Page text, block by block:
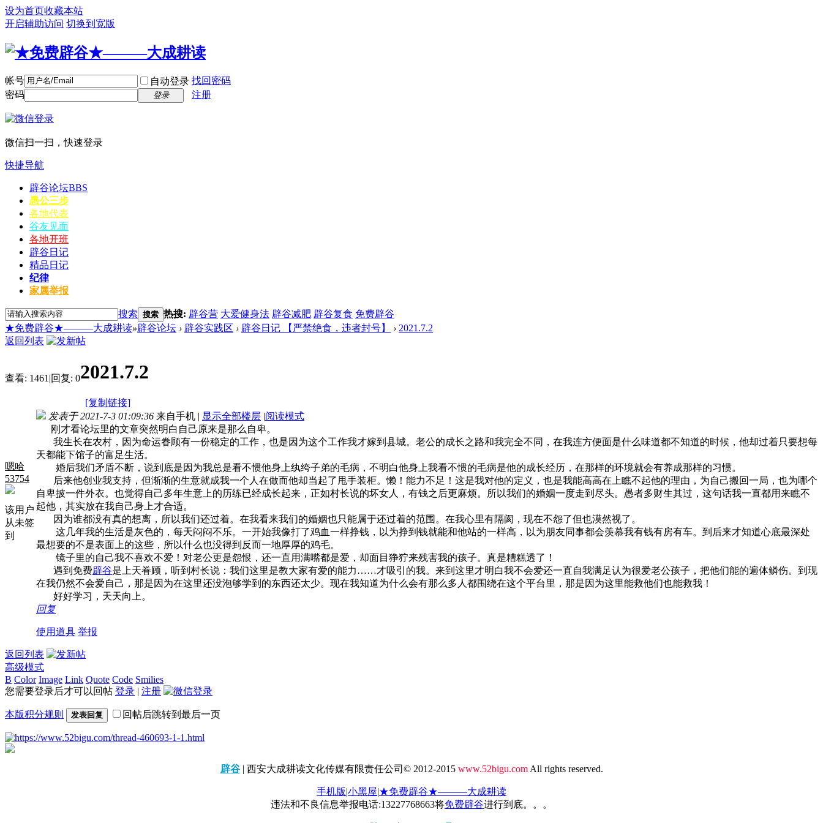
设为首页收藏本站
开启辅助访问 切换到宽版
帐号 自动登录 找回密码
密码
登录 注册
微信扫一扫，快速登录
快捷导航
辟谷论坛BBS
愚公三步
各地代表
谷友见面
各地开班
辟谷日记
精品日记
纪律
家属举报
搜索 搜索 热搜: 辟谷营 大爱健身法 辟谷减肥 辟谷复食 免费辟谷
★免费辟谷★———大成耕读»辟谷论坛 › 辟谷实践区 › 辟谷日记 【严禁绝食，违者封号】 › 2021.7.2
返回列表
查看: 1461 |回复: 02021.7.2
[复制链接]
嗯哈
53754
该用户
从未签
到
发表于 2021-7-3 01:09:36 来自手机 | 显示全部楼层 |阅读模式
刚才看论坛里的文章突然明白自己原来是那么自卑。
我生长在农村，因为命运眷顾有一份稳定的工作，也是因为这个工作我才嫁到县城。老公的成长之路和我完全不同，在我连方便面是什么味道都不知道的时候，他却过着只要想每
天都能下馆子的富足生活。
婚后我们矛盾不断，说到底是因为我总是看不惯他身上纨绔子弟的毛病，不明白他身上我看不惯的毛病是他的成长经历，在那样的环境就会有养成那样的习惯。
后来他创业我支持，但渐渐的生意就成我一个人在做而他却当起了甩手装柜。懒！能力不足！这是我对他的定义，也是我能高高在上瞧不起他的理由，为自己搬回一局，也为哪个
自卑披一件外衣。也觉得自己多年生意上的历练已经成长起来，正如村长说的坏女人，有钱之后更麻烦。所以我们的婚姻一度走到尽头。愚者多财生其过，这句话我一直都用来瞧不
起他，其实放在我自己身上才合适。
因为谁都没有真的想离，所以我们还过着。在我看来我们的婚姻也只能属于还过着的范围。在我心里有隔阂，现在不怨了但也漠然视了。
这几年我的生活是灰色的，每天闷闷不乐。一开始我像打了鸡血一样挣钱，以为挣到钱就能和他站的一样高，以为朋友同事都会羡慕我有钱有房有车。到后来才知道心底最深处
最想要的不是表面上的这些，所以什么也没得到反而一地厚厚的鸡毛。
镜子里的自己我不喜欢不爱！对老公更是怨恨，还一直用满嘴都是爱，却面目狰狞来残害我的孩子。真是糟糕透了！
遇到免费辟谷是上天眷顾，听到村长说：我们这里是教大家有爱的能力……才吸引的我。来到这里才明白我不会爱还一直自我满足认为很爱老公孩子，把他们能的遍体鳞伤。到现
在我仍然不会爱自己，那是因为在这里还没泡够学到的东西还太少。现在我知道为什么会有那么多人都围绕在这个平台里，那是因为这里能救他们也能救我！
好好学习，天天向上。
回复
使用道具 举报
返回列表
高级模式
B Color Image Link Quote Code Smilies
您需要登录后才可以回帖 登录 | 注册
本版积分规则 发表回复 回帖后跳转到最后一页
辟谷| 西安大成耕读文化传媒有限责任公司© 2012-2015 www.52bigu.com All rights reserved.
手机版|小黑屋|★免费辟谷★———大成耕读
违法和不良信息举报电话:13227768663将免费辟谷进行到底。。。